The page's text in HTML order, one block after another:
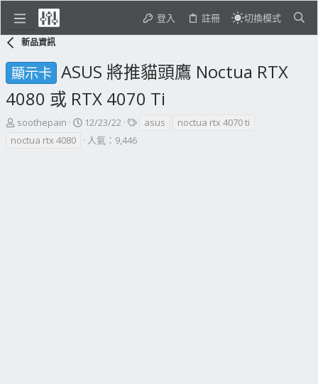
登入 註冊 切換模式
新品資訊
顯示卡 ASUS 將推貓頭鷹 Noctua RTX
4080 或 RTX 4070 Ti
主
soothepain
開
始
12/23/22
標asus
noctua rtx 4070 ti
noctua rtx 4080
人氣：9,446